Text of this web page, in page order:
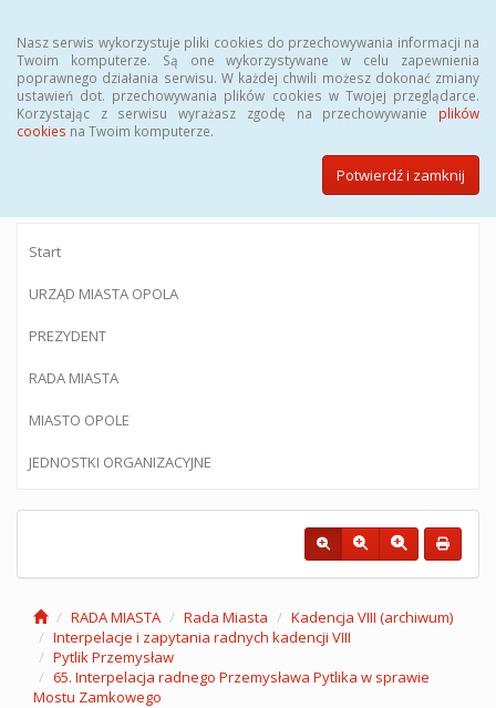
Nasz serwis wykorzystuje pliki cookies do przechowywania informacji na
Twoim komputerze. Są one wykorzystywane w celu zapewnienia
poprawnego działania serwisu. W każdej chwili możesz dokonać zmiany
ustawień dot. przechowywania plików cookies w Twojej przeglądarce.
Korzystając z serwisu wyrażasz zgodę na przechowywanie plików
cookies na Twoim komputerze.
Potwierdź i zamknij
BIULETYN INFORMACJI PUBLICZNEJ
Urzędu Miasta Opola
Start
URZĄD MIASTA OPOLA
PREZYDENT
RADA MIASTA
MIASTO OPOLE
JEDNOSTKI ORGANIZACYJNE
RADA MIASTA Rada Miasta
Kadencja VIII (archiwum)
Interpelacje i zapytania radnych kadencji VIII
Pytlik Przemysław
65. Interpelacja radnego Przemysława Pytlika w sprawie
Mostu Zamkowego